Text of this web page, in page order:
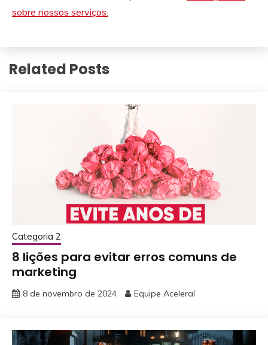
sobre nossos serviços.
Related Posts
Categoria 2
8 lições para evitar erros comuns de
marketing
8 de novembro de 2024 Equipe Aceleraí